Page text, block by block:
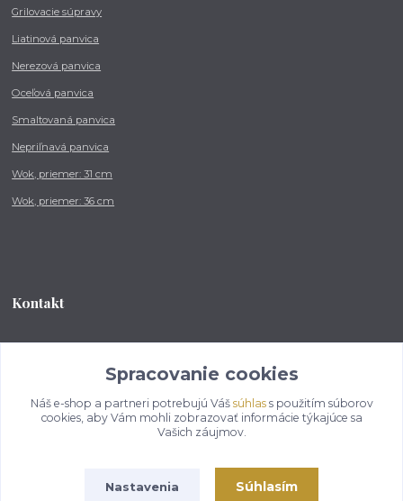
Grilovacie súpravy
Liatinová panvica
Nerezová panvica
Oceľová panvica
Smaltovaná panvica
Nepriľnavá panvica
Wok, priemer: 31 cm
Wok, priemer: 36 cm
Kontakt
od 8:00 - do 16:00 hod
info@kotlikovesupravy.sk
Spracovanie cookies
Náš e-shop a partneri potrebujú Váš súhlass použitím súborov
cookies, aby Vám mohli zobrazovať informácie týkajúce sa
Vašich záujmov.
Nastavenia Súhlasím